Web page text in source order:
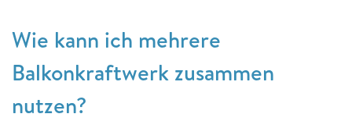
Wie kann ich mehrere
Balkonkraftwerk zusammen
nutzen?